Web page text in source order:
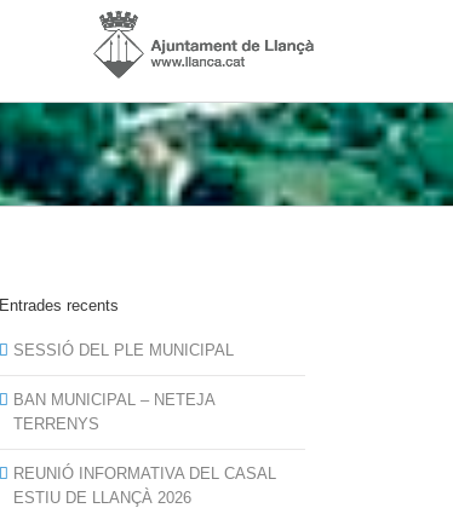
Entrades recents
SESSIÓ DEL PLE MUNICIPAL
BAN MUNICIPAL – NETEJA
TERRENYS
REUNIÓ INFORMATIVA DEL CASAL
ESTIU DE LLANÇÀ 2026